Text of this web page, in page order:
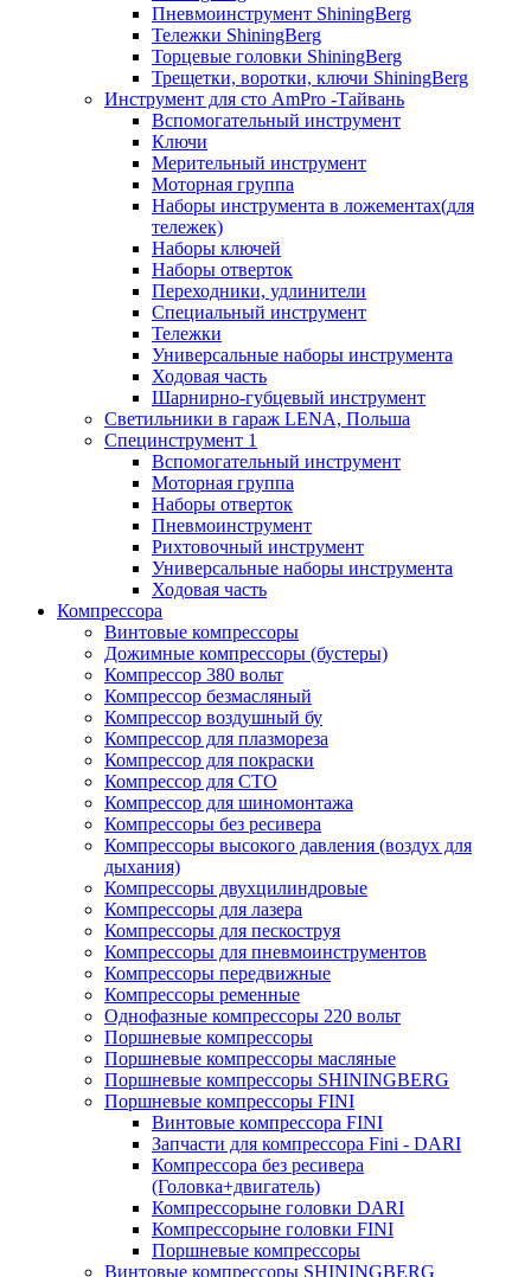
Пневмоинструмент ShiningBerg
Тележки ShiningBerg
Торцевые головки ShiningBerg
Трещетки, воротки, ключи ShiningBerg
Инструмент для сто AmPro -Тайвань
Вспомогательный инструмент
Ключи
Мерительный инструмент
Моторная группа
Наборы инструмента в ложементах(для
тележек)
Наборы ключей
Наборы отверток
Переходники, удлинители
Специальный инструмент
Тележки
Универсальные наборы инструмента
Ходовая часть
Шарнирно-губцевый инструмент
Светильники в гараж LENA, Польша
Специнструмент 1
Вспомогательный инструмент
Моторная группа
Наборы отверток
Пневмоинструмент
Рихтовочный инструмент
Универсальные наборы инструмента
Ходовая часть
Компрессора
Винтовые компрессоры
Дожимные компрессоры (бустеры)
Компрессор 380 вольт
Компрессор безмасляный
Компрессор воздушный бу
Компрессор для плазмореза
Компрессор для покраски
Компрессор для СТО
Компрессор для шиномонтажа
Компрессоры без ресивера
Компрессоры высокого давления (воздух для
дыхания)
Компрессоры двухцилиндровые
Компрессоры для лазера
Компрессоры для пескоструя
Компрессоры для пневмоинструментов
Компрессоры передвижные
Компрессоры ременные
Однофазные компрессоры 220 вольт
Поршневые компрессоры
Поршневые компрессоры масляные
Поршневые компрессоры SHININGBERG
Поршневые компрессоры FINI
Винтовые компрессора FINI
Запчасти для компрессора Fini - DARI
Компрессора без ресивера
(Головка+двигатель)
Компрессорыне головки DARI
Компрессорыне головки FINI
Поршневые компрессоры
Винтовые компрессоры SHININGBERG